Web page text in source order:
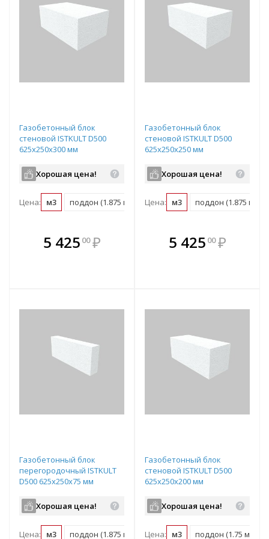
Газобетонный блок
стеновой ISTKULT D500
625х250х300 мм
Хорошая цена!
Цена: м3 поддон (1.875 м3)
5 425 00 ₽
В комплекте
всегда выгоднее!
Газобетонный блок
стеновой ISTKULT D500
625х250х250 мм
Хорошая цена!
Цена: м3 поддон (1.875 м3)
В комплекте
всегда выгоднее!
5 425 00 ₽
Газобетонный блок
перегородочный ISTKULT
D500 625х250х75 мм
Хорошая цена!
Цена: м3 поддон (1.875 м3)
Газобетонный блок
стеновой ISTKULT D500
625х250х200 мм
Хорошая цена!
Цена: м3 поддон (1.75 м3)